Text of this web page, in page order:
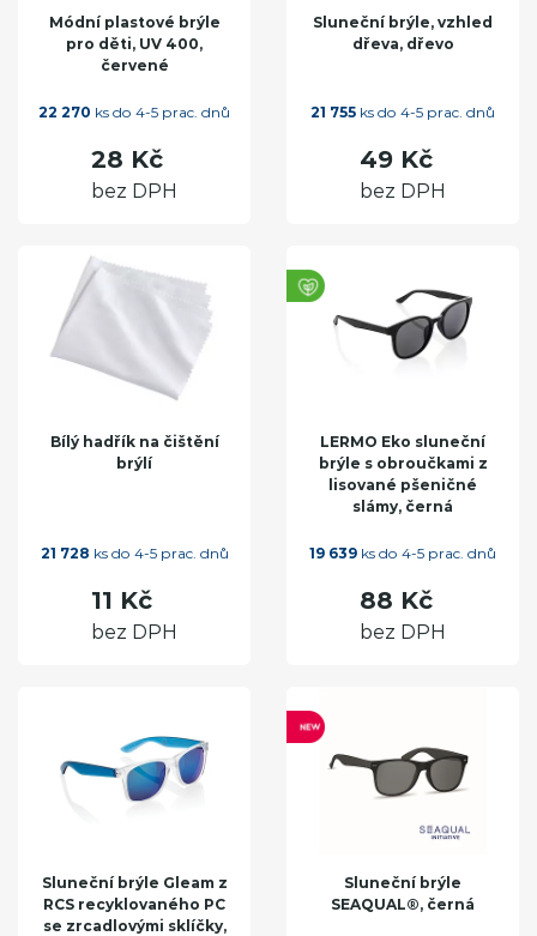
Módní plastové brýle
pro děti, UV 400,
červené
22 270 ks do 4-5 prac. dnů
28 Kč
bez DPH
Sluneční brýle, vzhled
dřeva, dřevo
21 755 ks do 4-5 prac. dnů
49 Kč
bez DPH
Bílý hadřík na čištění
brýlí
21 728 ks do 4-5 prac. dnů
11 Kč
bez DPH
LERMO Eko sluneční
brýle s obroučkami z
lisované pšeničné
slámy, černá
19 639 ks do 4-5 prac. dnů
88 Kč
bez DPH
Sluneční brýle Gleam z
RCS recyklovaného PC
se zrcadlovými sklíčky,
Sluneční brýle
SEAQUAL®, černá